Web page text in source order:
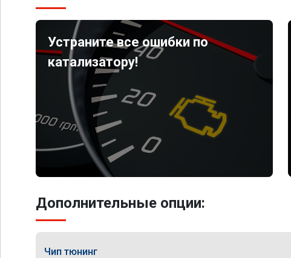
Устраните все ошибки по
катализатору!
Дополнительные опции:
Чип тюнинг